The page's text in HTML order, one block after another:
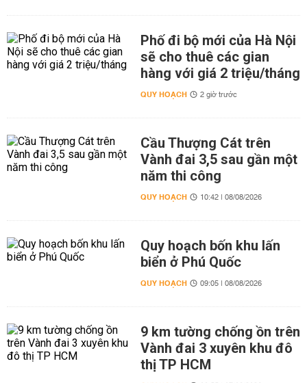
Phố đi bộ mới của Hà Nội
sẽ cho thuê các gian
hàng với giá 2 triệu/tháng
QUY HOẠCH 2 giờ trước
Cầu Thượng Cát trên
Vành đai 3,5 sau gần một
năm thi công
QUY HOẠCH 10:42 | 08/08/2026
Quy hoạch bốn khu lấn
biển ở Phú Quốc
QUY HOẠCH 09:05 | 08/08/2026
9 km tường chống ồn trên
Vành đai 3 xuyên khu đô
thị TP HCM